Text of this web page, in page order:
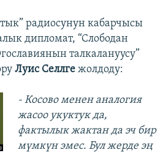
радиосунун кабарчысы
дипломат, “Слободан
талкалануусу”
Луис Селлге жолдоду:
- Косово менен аналогия
жасоо укуктук да,
фактылык жактан да эч бир
мүмкүн эмес. Бул жерде эң